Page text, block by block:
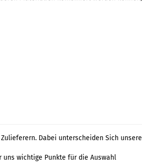
Dabei unterscheiden Sich unsere
wichtige Punkte für die Auswahl